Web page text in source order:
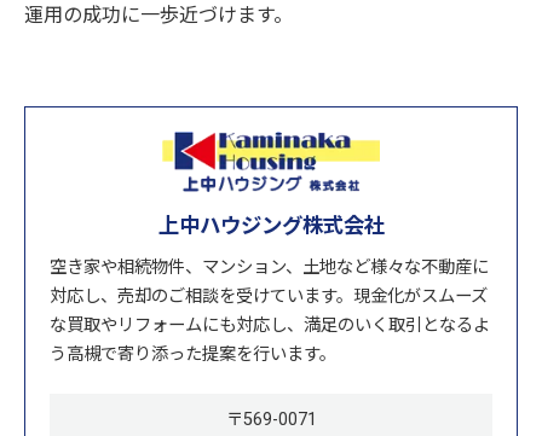
運用の成功に一歩近づけます。
上中ハウジング株式会社
空き家や相続物件、マンション、土地など様々な不動産に
対応し、売却のご相談を受けています。現金化がスムーズ
な買取やリフォームにも対応し、満足のいく取引となるよ
う高槻で寄り添った提案を行います。
〒569-0071